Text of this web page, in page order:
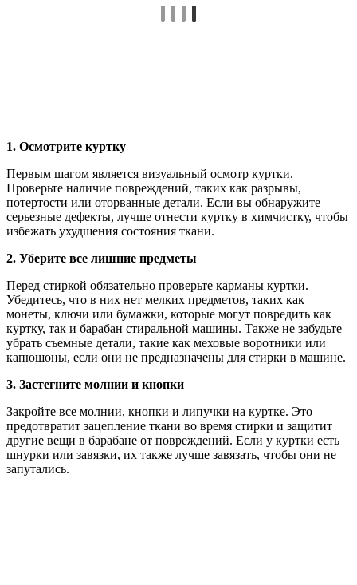
1. Осмотрите куртку
Первым шагом является визуальный осмотр куртки.
Проверьте наличие повреждений, таких как разрывы,
потертости или оторванные детали. Если вы обнаружите
серьезные дефекты, лучше отнести куртку в химчистку, чтобы
избежать ухудшения состояния ткани.
2. Уберите все лишние предметы
Перед стиркой обязательно проверьте карманы куртки.
Убедитесь, что в них нет мелких предметов, таких как
монеты, ключи или бумажки, которые могут повредить как
куртку, так и барабан стиральной машины. Также не забудьте
убрать съемные детали, такие как меховые воротники или
капюшоны, если они не предназначены для стирки в машине.
3. Застегните молнии и кнопки
Закройте все молнии, кнопки и липучки на куртке. Это
предотвратит зацепление ткани во время стирки и защитит
другие вещи в барабане от повреждений. Если у куртки есть
шнурки или завязки, их также лучше завязать, чтобы они не
запутались.